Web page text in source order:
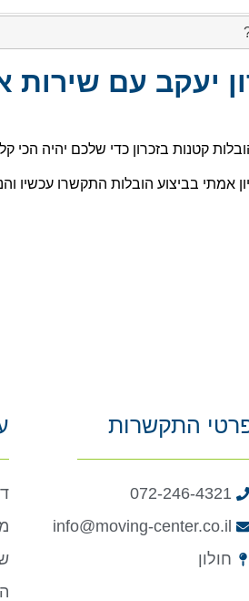
יעקב עם שירות
קטנות בזכרון כדי שלכם יהיה הכי
אמתי בביצוע הובלות התקשרו
התקשרות
072-246-4321
info@moving-center.co.il
חולון